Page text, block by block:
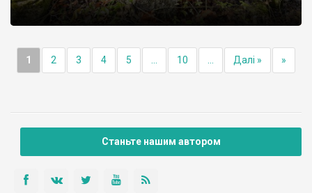
1 2 3 4 5 10 Далі » »
Станьте нашим автором